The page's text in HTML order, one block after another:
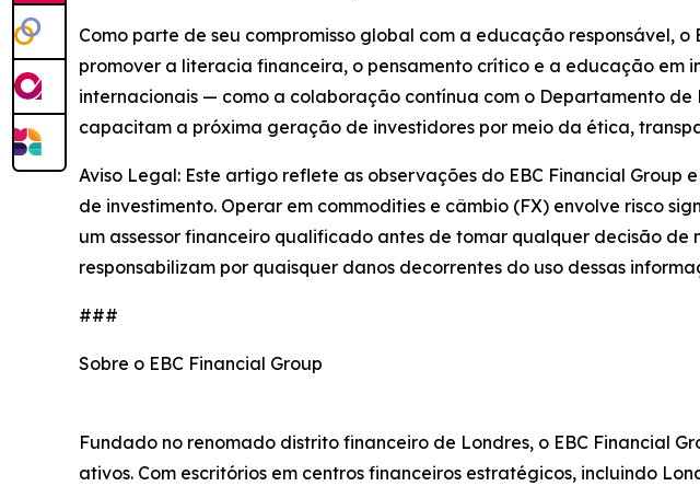
Como parte de seu compromisso global com a educação responsável,
promover a literacia financeira, o pensamento crítico e a educação em
internacionais — como a colaboração contínua com o Departamento
capacitam a próxima geração de investidores por meio da ética,
Aviso Legal: Este artigo reflete as observações do EBC Financial
de investimento. Operar em commodities e câmbio (FX) envolve risco
um assessor financeiro qualificado antes de tomar qualquer decisão de
responsabilizam por quaisquer danos decorrentes do uso dessas
###
Sobre o EBC Financial Group
Fundado no renomado distrito financeiro de Londres, o EBC Financial
ativos. Com escritórios em centros financeiros estratégicos, incluindo